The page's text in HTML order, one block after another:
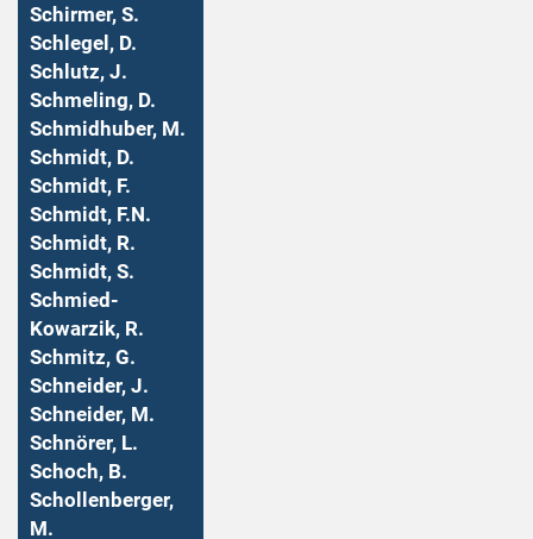
Schirmer, S.
Schlegel, D.
Schlutz, J.
Schmeling, D.
Schmidhuber, M.
Schmidt, D.
Schmidt, F.
Schmidt, F.N.
Schmidt, R.
Schmidt, S.
Schmied-
Kowarzik, R.
Schmitz, G.
Schneider, J.
Schneider, M.
Schnörer, L.
Schoch, B.
Schollenberger,
M.